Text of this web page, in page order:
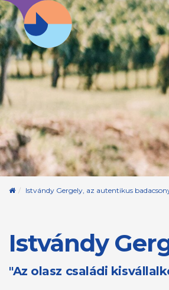
Kezdőoldal
​Istvándy Gergely, az autentikus
​Istvándy
"Az olasz családi